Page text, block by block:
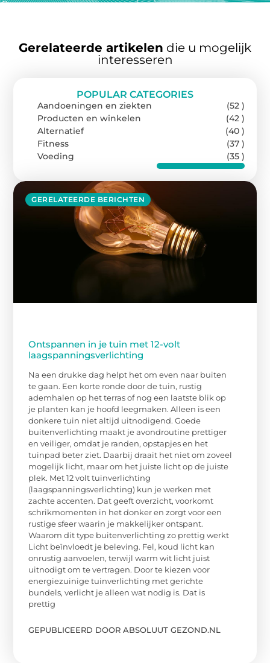
Gerelateerde artikelen die u mogelijk
interesseren
GERELATEERDE BERICHTEN
Ontspannen in je tuin met 12-volt
laagspanningsverlichting
Na een drukke dag helpt het om even naar buiten
te gaan. Een korte ronde door de tuin, rustig
ademhalen op het terras of nog een laatste blik op
je planten kan je hoofd leegmaken. Alleen is een
donkere tuin niet altijd uitnodigend. Goede
buitenverlichting maakt je avondroutine prettiger
en veiliger, omdat je randen, opstapjes en het
tuinpad beter ziet. Daarbij draait het niet om zoveel
mogelijk licht, maar om het juiste licht op de juiste
plek. Met 12 volt tuinverlichting
(laagspanningsverlichting) kun je werken met
zachte accenten. Dat geeft overzicht, voorkomt
schrikmomenten in het donker en zorgt voor een
rustige sfeer waarin je makkelijker ontspant.
Waarom dit type buitenverlichting zo prettig werkt
Licht beïnvloedt je beleving. Fel, koud licht kan
onrustig aanvoelen, terwijl warm wit licht juist
uitnodigt om te vertragen. Door te kiezen voor
energiezuinige tuinverlichting met gerichte
bundels, verlicht je alleen wat nodig is. Dat is
prettig
GEPUBLICEERD DOOR ABSOLUUT GEZOND.NL
POPULAR CATEGORIES
Aandoeningen en ziekten
(52 )
Producten en winkelen
(42 )
Alternatief
(40 )
Fitness
(37 )
Voeding
(35 )